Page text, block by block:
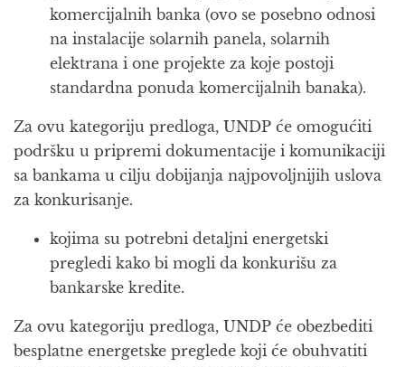
komercijalnih banka (ovo se posebno odnosi
na instalacije solarnih panela, solarnih
elektrana i one projekte za koje postoji
standardna ponuda komercijalnih banaka).
Za ovu kategoriju predloga, UNDP će omogućiti
podršku u pripremi dokumentacije i komunikaciji
sa bankama u cilju dobijanja najpovoljnijih uslova
za konkurisanje.
kojima su potrebni detaljni energetski
pregledi kako bi mogli da konkurišu za
bankarske kredite.
Za ovu kategoriju predloga, UNDP će obezbediti
besplatne energetske preglede koji će obuhvatiti